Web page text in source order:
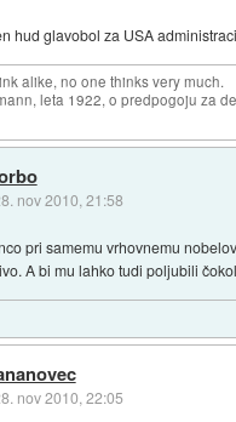
hud glavobol za USA
alike, no one thinks very much.
leta 1922, o predpogoju za
nov 2010, 21:58
pri samemu vrhovnemu
A bi mu lahko tudi poljubili
nov 2010, 22:05